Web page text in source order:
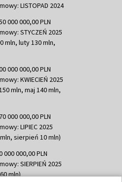
LISTOPAD 2024
000 000,00 PLN
STYCZEŃ 2025
mln, luty 130 mln,
000 000,00 PLN
KWIECIEŃ 2025
mln, maj 140 mln,
000 000,00 PLN
LIPIEC 2025
sierpień 10 mln)
000,00 PLN
SIERPIEŃ 2025
mln)